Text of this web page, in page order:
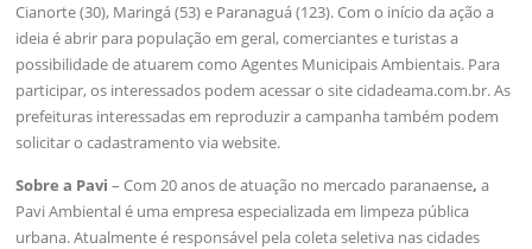
Cianorte (30), Maringá (53) e Paranaguá (123). Com o início da ação a
ideia é abrir para população em geral, comerciantes e turistas a
possibilidade de atuarem como Agentes Municipais Ambientais. Para
participar, os interessados podem acessar o site cidadeama.com.br. As
prefeituras interessadas em reproduzir a campanha também podem
solicitar o cadastramento via website.
Sobre a Pavi – Com 20 anos de atuação no mercado paranaense,a
Pavi Ambiental é uma empresa especializada em limpeza pública
urbana. Atualmente é responsável pela coleta seletiva nas cidades